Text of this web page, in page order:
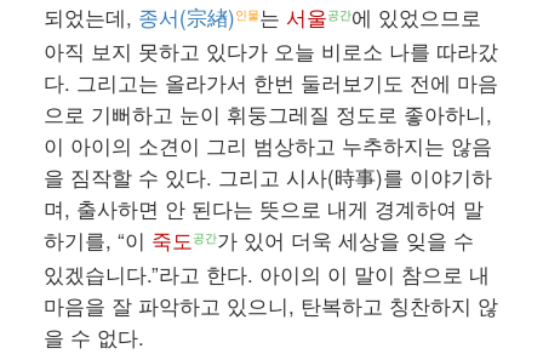
되었는데, 종서(宗緖)인물는 서울공간에 있었으므로
아직 보지 못하고 있다가 오늘 비로소 나를 따라갔
다. 그리고는 올라가서 한번 둘러보기도 전에 마음
으로 기뻐하고 눈이 휘둥그레질 정도로 좋아하니,
이 아이의 소견이 그리 범상하고 누추하지는 않음
을 짐작할 수 있다. 그리고 시사(時事)를 이야기하
며, 출사하면 안 된다는 뜻으로 내게 경계하여 말
하기를, “이 죽도공간가 있어 더욱 세상을 잊을 수
있겠습니다.”라고 한다. 아이의 이 말이 참으로 내
마음을 잘 파악하고 있으니, 탄복하고 칭찬하지 않
을 수 없다.